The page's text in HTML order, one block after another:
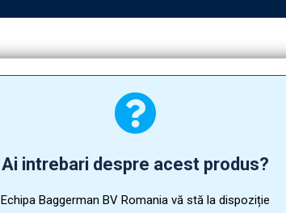
Ai intrebari despre acest produs?
Echipa Baggerman BV Romania vă stă la dispoziție